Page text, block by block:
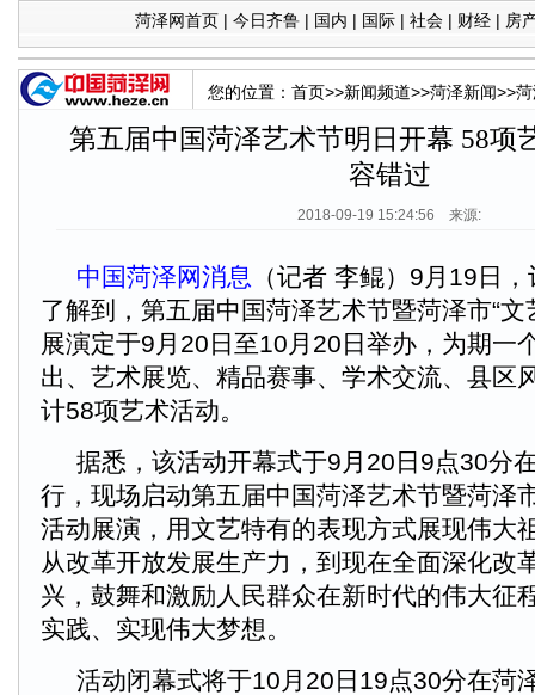
菏泽网首页 | 今日齐鲁 | 国内 | 国际 | 社会 | 财经 | 房
您的位置： 首页>>新闻频道>>菏泽新闻>>
第五届中国菏泽艺术节明日开幕 58项
容错过
2018-09-19 15:24:56 来源:
中国菏泽网消息 （记者 李鲲）9月19日
了解到，第五届中国菏泽艺术节暨菏泽市“文
展演定于9月20日至10月20日举办，为期一
出、艺术展览、精品赛事、学术交流、县区
计58项艺术活动。
据悉，该活动开幕式于9月20日9点30分
行，现场启动第五届中国菏泽艺术节暨菏泽
活动展演，用文艺特有的表现方式展现伟大
从改革开放发展生产力，到现在全面深化改
兴，鼓舞和激励人民群众在新时代的伟大征
实践、实现伟大梦想。
活动闭幕式将于10月20日19点30分在菏